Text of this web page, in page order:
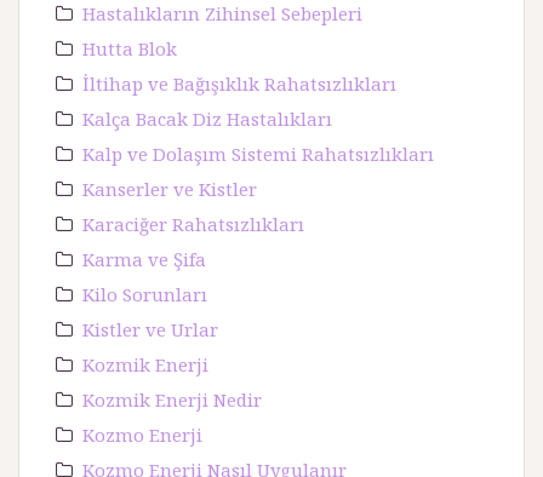
Hastalıkların Zihinsel Sebepleri
Hutta Blok
İltihap ve Bağışıklık Rahatsızlıkları
Kalça Bacak Diz Hastalıkları
Kalp ve Dolaşım Sistemi Rahatsızlıkları
Kanserler ve Kistler
Karaciğer Rahatsızlıkları
Karma ve Şifa
Kilo Sorunları
Kistler ve Urlar
Kozmik Enerji
Kozmik Enerji Nedir
Kozmo Enerji
Kozmo Enerji Nasıl Uygulanır